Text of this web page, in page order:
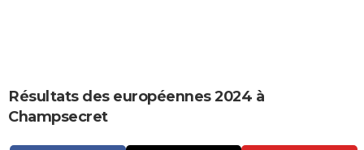
CARTE DE VOEUX
Carte de Noël
Carte Bonne année
Carte Saint-Valentin
Carte Pâques
Carte d'anniversaire
Résultats des européennes 2024 à
Champsecret